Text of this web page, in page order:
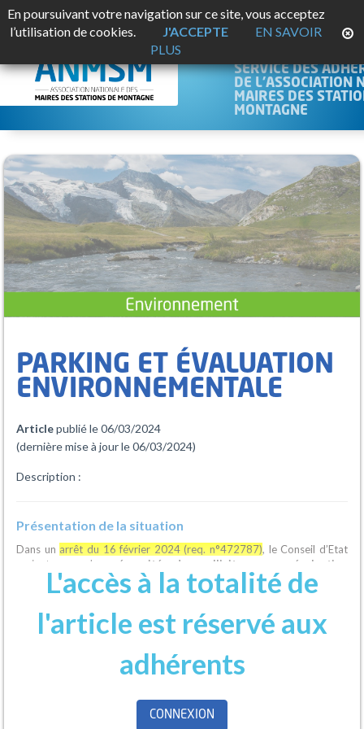
En poursuivant votre navigation sur ce site, vous acceptez
l’utilisation de cookies.
J'ACCEPTE
EN SAVOIR
PLUS
SERVICE DES
DE L'ASSOCIATION
MAIRES DES
MONTAGNE
PARKING ET ÉVALUATION
ENVIRONNEMENTALE
Articlepublié le 06/03/2024
(dernière mise à jour le 06/03/2024)
Description :
L'accès à la totalité de
l'article est réservé aux
adhérents
CONNEXION
Présentation de la situation
Dans unarrêt du 16 février 2024(req. n°472787), le Conseil d’Etat
revient sur la
nécessité de solliciter une évaluation
environnementale pour un projet de parking.
En l’espèce, un maire a délivré à une communauté d’agglomération un
d’un bâtiment administratif, ce qui a fait l’objet d’une contestation
devant le juge des référés. Ce dernier a rejeté la demande de
qui a été annulé par le Conseil d’Etat.
En effet, le Conseil d’Etat rappelle à cette occasion que les aires